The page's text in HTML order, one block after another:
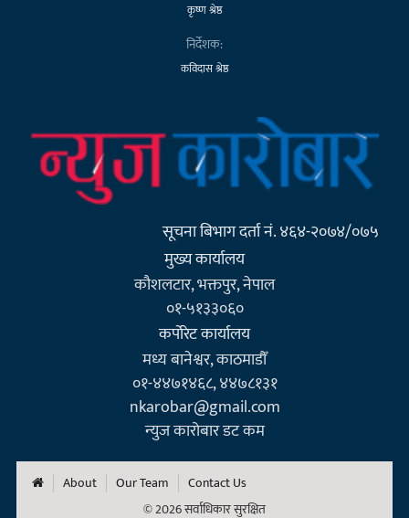
कृष्ण श्रेष्ठ
निर्देशक:
कविदास श्रेष्ठ
सूचना बिभाग दर्ता नं. ४६४-२०७४/०७५
मुख्य कार्यालय
कौशलटार, भक्तपुर, नेपाल
०१-५१३३०६०
कर्पाेरेट कार्यालय
मध्य बानेश्वर, काठमाडौँ
०१-४४७१४६८, ४४७८१३१
nkarobar@gmail.com
न्युज कारोबार डट कम
About Our Team
Contact Us
© 2026 सर्वाधिकार सुरक्षित